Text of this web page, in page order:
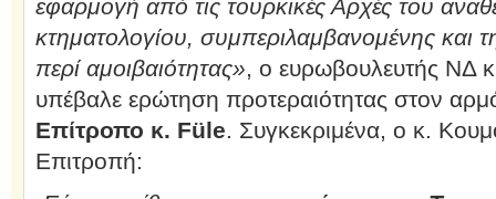
εφαρμογή από τις τουρκικές Αρχές του
κτηματολογίου, συμπεριλαμβανομένης και
περί αμοιβαιότητας», ο ευρωβουλευτής ΝΔ
υπέβαλε ερώτηση προτεραιότητας στον
Επίτροπο κ. Füle. Συγκεκριμένα, ο κ.
Επιτροπή: